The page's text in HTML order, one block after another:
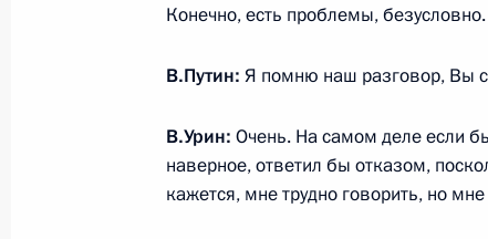
13 октября 2013 года, 10:30
Конечно, есть проблемы, безусловно.
В.Путин: Я помню наш разговор, Вы
В.Урин: Очень. На самом деле если
наверное, ответил бы отказом,
кажется, мне трудно говорить, но